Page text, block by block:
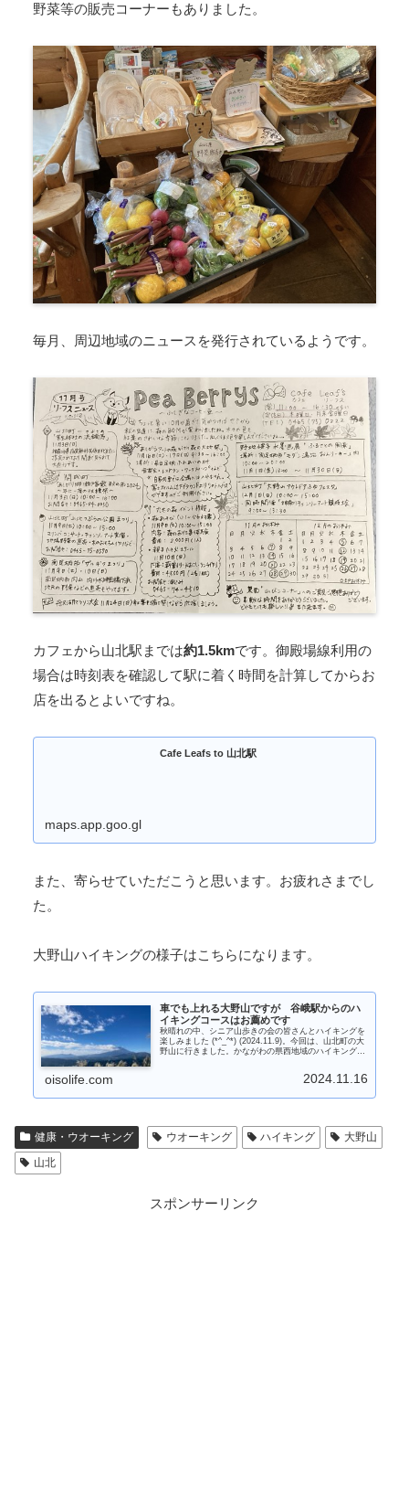
野菜等の販売コーナーもありました。
毎月、周辺地域のニュースを発行されているようです。
カフェから山北駅までは約1.5kmです。御殿場線利用の
場合は時刻表を確認して駅に着く時間を計算してからお
店を出るとよいですね。
Cafe Leafs to 山北駅
maps.app.goo.gl
また、寄らせていただこうと思います。お疲れさまでし
た。
大野山ハイキングの様子はこちらになります。
車でも上れる大野山ですが 谷峨駅からのハ
イキングコースはお薦めです
秋晴れの中、シニア山歩きの会の皆さんとハイキングを
楽しみました (*^_^*) (2024.11.9)。今回は、山北町の大
野山に行きました。かながわの県西地域のハイキングコ
oisolife.com 2024.11.16
健康・ウオーキング ウオーキング ハイキング
大野山
山北
スポンサーリンク